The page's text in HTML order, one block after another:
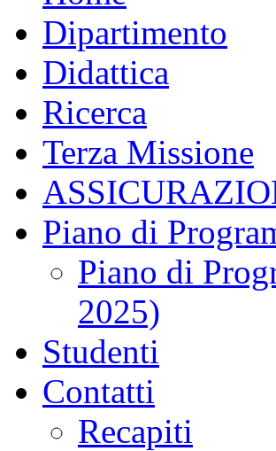
Dipartimento
Didattica
Ricerca
Terza Missione
Piano di
Piano di
2025)
Studenti
Contatti
Recapiti